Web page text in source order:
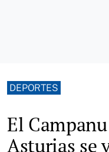
DEPORTES
El
Asturias se